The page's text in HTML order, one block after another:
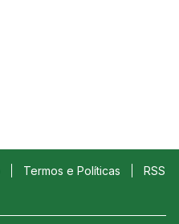
Termos e Políticas RSS